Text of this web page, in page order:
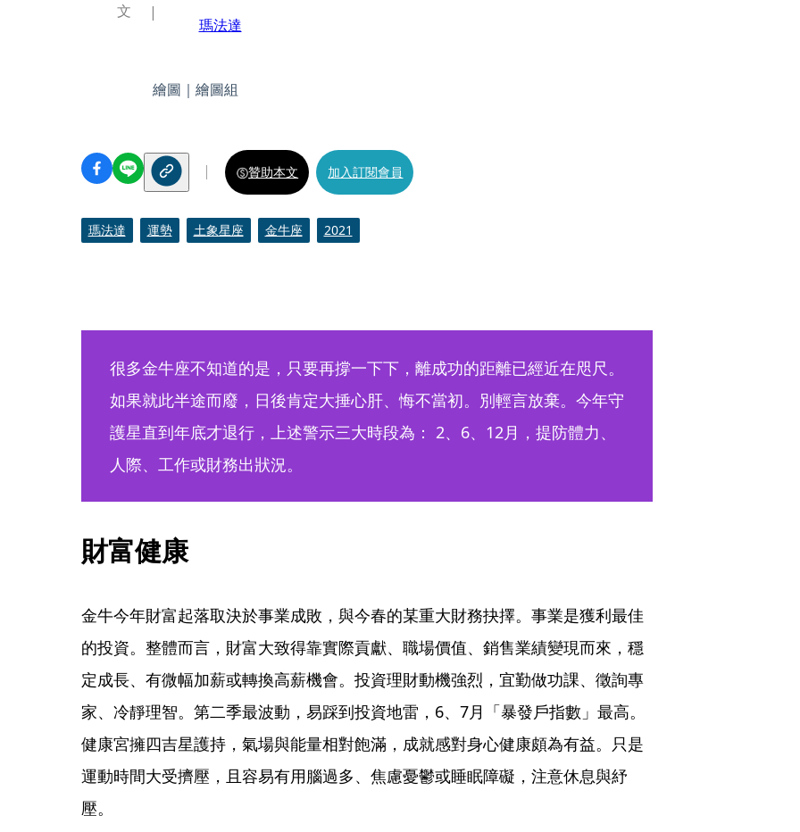
文
瑪法達
繪圖｜繪圖組
贊助本文 加入訂閱會員
瑪法達 運勢 土象星座 金牛座 2021
很多金牛座不知道的是，只要再撐一下下，離成功的距離已經近在咫尺。
如果就此半途而廢，日後肯定大捶心肝、悔不當初。別輕言放棄。今年守
護星直到年底才退行，上述警示三大時段為： 2、6、12月，提防體力、
人際、工作或財務出狀況。
財富健康
金牛今年財富起落取決於事業成敗，與今春的某重大財務抉擇。事業是獲利最佳
的投資。整體而言，財富大致得靠實際貢獻、職場價值、銷售業績變現而來，穩
定成長、有微幅加薪或轉換高薪機會。投資理財動機強烈，宜勤做功課、徵詢專
家、冷靜理智。第二季最波動，易踩到投資地雷，6、7月「暴發戶指數」最高。
健康宮擁四吉星護持，氣場與能量相對飽滿，成就感對身心健康頗為有益。只是
運動時間大受擠壓，且容易有用腦過多、焦慮憂鬱或睡眠障礙，注意休息與紓
壓。